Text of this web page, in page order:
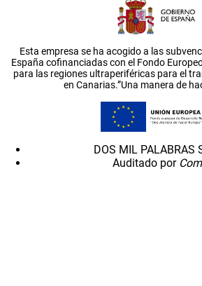
Esta empresa se ha acogido a las
España cofinanciadas con el Fondo
para las regiones ultraperiféricas para el
en Canarias.”Una manera de
DOS MIL PALABRAS
Auditado por